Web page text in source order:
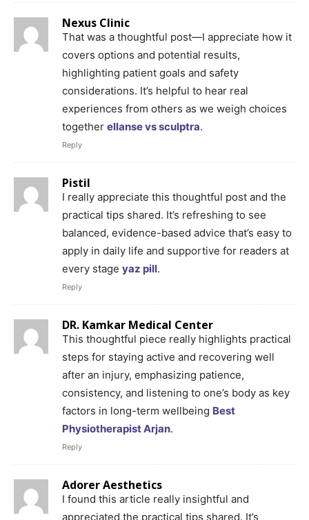
Nexus Clinic
That was a thoughtful post—I appreciate how it
covers options and potential results,
highlighting patient goals and safety
considerations. It’s helpful to hear real
experiences from others as we weigh choices
together ellanse vs sculptra.
Reply
Pistil
I really appreciate this thoughtful post and the
practical tips shared. It’s refreshing to see
balanced, evidence-based advice that’s easy to
apply in daily life and supportive for readers at
every stage yaz pill.
Reply
DR. Kamkar Medical Center
This thoughtful piece really highlights practical
steps for staying active and recovering well
after an injury, emphasizing patience,
consistency, and listening to one’s body as key
factors in long-term wellbeing Best
Physiotherapist Arjan.
Reply
Adorer Aesthetics
I found this article really insightful and
appreciated the practical tips shared. It’s